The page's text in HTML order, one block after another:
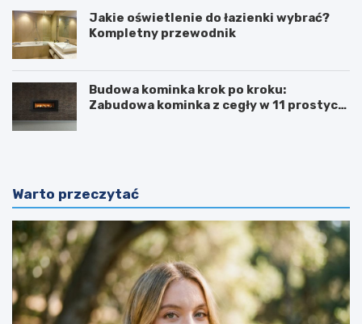
Jakie oświetlenie do łazienki wybrać?
Kompletny przewodnik
Budowa kominka krok po kroku:
Zabudowa kominka z cegły w 11 prostych
Warto przeczytać